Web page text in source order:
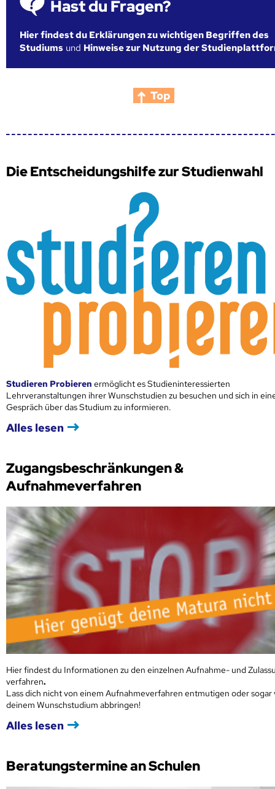
Hast du Fragen?
Hier findest du Erklärungen zu wichtigen Begriffen des
Studiums und Hinweise zur Nutzung der
Top
Die Entscheidungshilfe zur Studienwahl
Studieren Probieren ermöglicht es Studieninteressierten
Lehrveranstaltungen ihrer Wunschstudien zu besuchen und sich in
Gespräch über das Studium zu informieren.
Alles lesen
Zugangsbeschränkungen &
Aufnahmeverfahren
Hier findest du Informationen zu den einzelnen Aufnahme- und
verfahren.
Lass dich nicht von einem Aufnahmeverfahren entmutigen oder sogar
deinem Wunschstudium abbringen!
Alles lesen
Beratungstermine an Schulen